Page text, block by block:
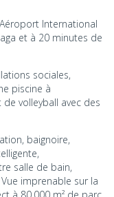
International
et à 20 minutes de
sociales,
piscine à
volleyball avec des
baignoire,
salle de bain,
imprenable sur la